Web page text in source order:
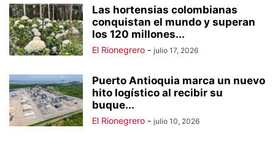
Las hortensias colombianas
conquistan el mundo y superan
los 120 millones...
El Rionegrero - julio 17, 2026
Puerto Antioquia marca un nuevo
hito logístico al recibir su
buque...
El Rionegrero - julio 10, 2026